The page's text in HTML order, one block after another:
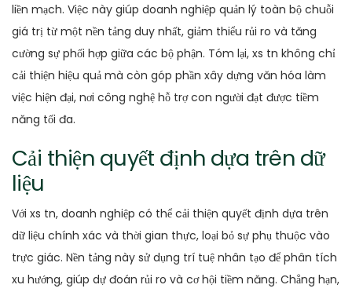
liền mạch. Việc này giúp doanh nghiệp quản lý toàn bộ chuỗi
giá trị từ một nền tảng duy nhất, giảm thiểu rủi ro và tăng
cường sự phối hợp giữa các bộ phận. Tóm lại, xs tn không chỉ
cải thiện hiệu quả mà còn góp phần xây dựng văn hóa làm
việc hiện đại, nơi công nghệ hỗ trợ con người đạt được tiềm
năng tối đa.
Cải thiện quyết định dựa trên dữ
liệu
Với xs tn, doanh nghiệp có thể cải thiện quyết định dựa trên
dữ liệu chính xác và thời gian thực, loại bỏ sự phụ thuộc vào
trực giác. Nền tảng này sử dụng trí tuệ nhân tạo để phân tích
xu hướng, giúp dự đoán rủi ro và cơ hội tiềm năng. Chẳng hạn,